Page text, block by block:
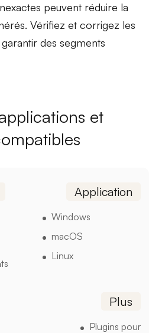
peuvent réduire la
Vérifiez et corrigez les
des segments
et
Application
Windows
macOS
Linux
Plus
Plugins pour